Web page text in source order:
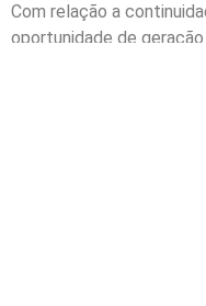
Com relação a
oportunidade de